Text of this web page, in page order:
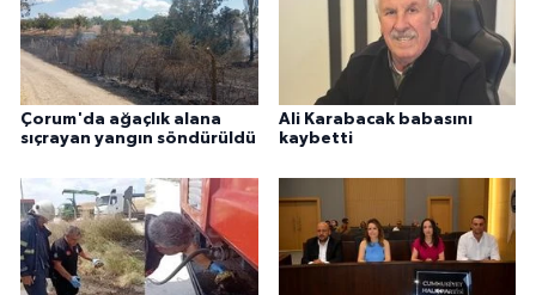
Çorum'da ağaçlık alana
sıçrayan yangın söndürüldü
Ali Karabacak babasını
kaybetti